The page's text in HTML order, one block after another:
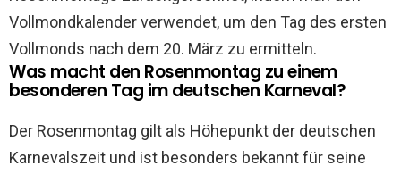
Vollmondkalender verwendet, um den Tag des ersten
Vollmonds nach dem 20. März zu ermitteln.
Was macht den Rosenmontag zu einem
besonderen Tag im deutschen Karneval?
Der Rosenmontag gilt als Höhepunkt der deutschen
Karnevalszeit und ist besonders bekannt für seine